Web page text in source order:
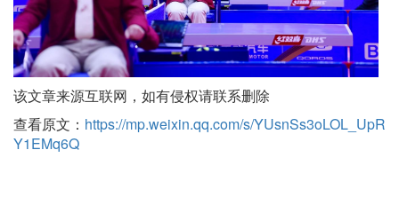
该文章来源互联网，如有侵权请联系删除
查看原文： https://mp.weixin.qq.com/s/YUsnSs3oLOL_UpR
Y1EMq6Q